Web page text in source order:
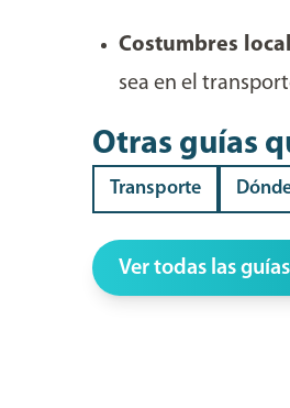
Costumbres
sea en el
Otras guías
Transporte
Ver todas las guías